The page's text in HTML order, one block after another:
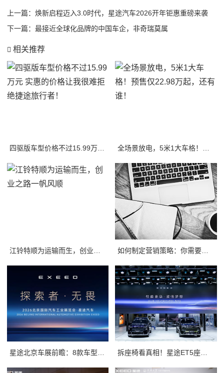
上一篇： 焕新启程迈入3.0时代，星途汽车2026开年钜惠重磅来袭
下一篇： 最接近全球化品牌的中国车企，非奇瑞莫属
相关推荐
四驱版车型价格不过15.99万元 实惠的价格让我很难拒绝捷途旅行者！ 全场景放电，5米1大车格！预售仅22.98万起，还有谁！
星途北京车展前瞻：8款车型强势集结，开启3.0性能豪华探索新姿态 拆座椅看真相！星途ET5座椅不只是舒适，技术藏满诚意